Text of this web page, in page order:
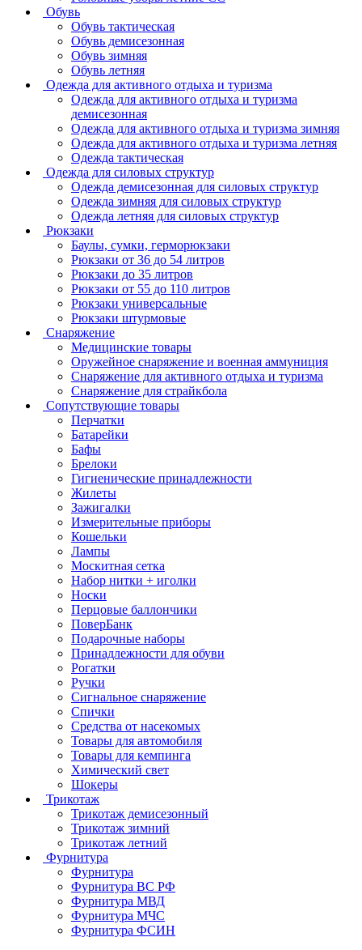
Обувь
Обувь тактическая
Обувь демисезонная
Обувь зимняя
Обувь летняя
Одежда для активного отдыха и туризма
Одежда для активного отдыха и туризма
демисезонная
Одежда для активного отдыха и туризма зимняя
Одежда для активного отдыха и туризма летняя
Одежда тактическая
Одежда для силовых структур
Одежда демисезонная для силовых структур
Одежда зимняя для силовых структур
Одежда летняя для силовых структур
Рюкзаки
Баулы, сумки, герморюкзаки
Рюкзаки от 36 до 54 литров
Рюкзаки до 35 литров
Рюкзаки от 55 до 110 литров
Рюкзаки универсальные
Рюкзаки штурмовые
Снаряжение
Медицинские товары
Оружейное снаряжение и военная аммуниция
Снаряжение для активного отдыха и туризма
Снаряжение для страйкбола
Сопутствующие товары
Перчатки
Батарейки
Бафы
Брелоки
Гигиенические принадлежности
Жилеты
Зажигалки
Измерительные приборы
Кошельки
Лампы
Москитная сетка
Набор нитки + иголки
Носки
Перцовые баллончики
ПоверБанк
Подарочные наборы
Принадлежности для обуви
Рогатки
Ручки
Сигнальное снаряжение
Спички
Средства от насекомых
Товары для автомобиля
Товары для кемпинга
Химический свет
Шокеры
Трикотаж
Трикотаж демисезонный
Трикотаж зимний
Трикотаж летний
Фурнитура
Фурнитура
Фурнитура ВС РФ
Фурнитура МВД
Фурнитура МЧС
Фурнитура ФСИН